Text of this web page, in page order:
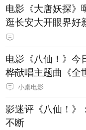
电影《大唐妖探》
逛长安大开眼界好
电影《八仙！》今
桦献唱主题曲《全
小桌电影
影迷评《八仙！》
不断